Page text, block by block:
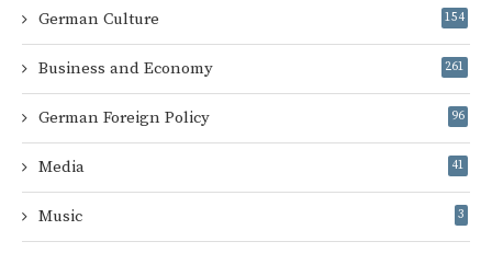
German Culture 154
Business and Economy 261
German Foreign Policy 96
Media 41
Music 3